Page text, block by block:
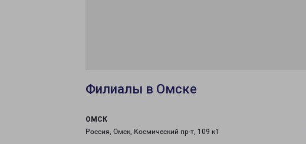
Филиалы в Омске
ОМСК
Россия, Омск, Космический пр-т, 109 к1